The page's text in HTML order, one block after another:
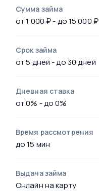
Сумма займа
от 1 000 ₽ - до 15 000 ₽
Срок займа
от 5 дней - до 30 дней
Дневная ставка
от 0% - до 0%
Время рассмотрения
до 15 мин
Выдача займа
Онлайн на карту